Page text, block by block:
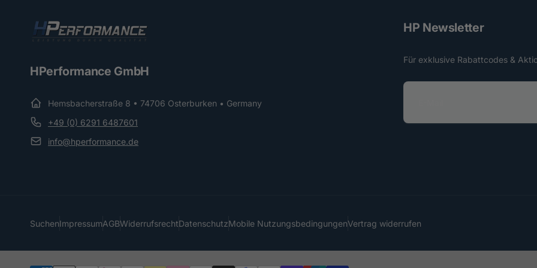
HPerformance GmbH
Hemsbacherstraße 8 • 74706 Osterburken • Germany
+49 (0) 6291 6487601
info@hperformance.de
HP Newsletter
Für exklusive Rabattcodes &
E
SuchenImpressumAGBWiderrufsrechtDatenschutzMobile NutzungsbedingungenVertrag widerrufen